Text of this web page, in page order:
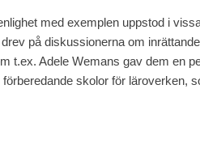
med exemplen uppstod i
på diskussionerna om
t.ex. Adele Wemans gav dem en
skolor för läroverken,